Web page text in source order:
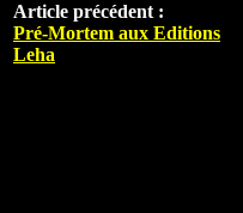
Article précédent :
Pré-Mortem aux Editions
Leha